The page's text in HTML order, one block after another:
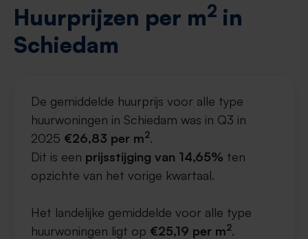
Huurprijzen per m2 in
Schiedam
De gemiddelde huurprijs voor alle type
huurwoningen in Schiedam was in Q3 in
2025 €26,83 per m2.
Dit is een prijsstijging van 14,65% ten
opzichte van het vorige kwartaal.
Het landelijke gemiddelde voor alle type
huurwoningen ligt op €25,19 per m2.